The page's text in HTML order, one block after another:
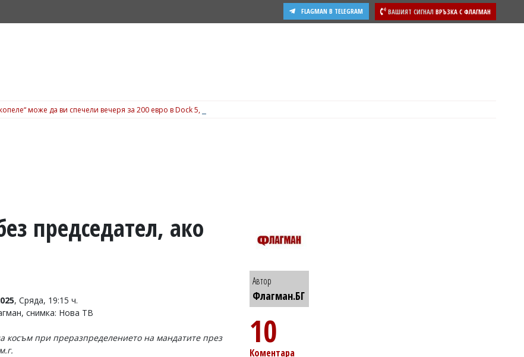
ВАШИЯТ СИГНАЛ ВРЪЗКА С ФЛАГМАН
FLAGMAN В TELEGRAM
може да ви спечели вечеря за 200 евро в Dock 5, вижте подробности
председател, ако
, Сряда, 19:15 ч.
снимка: Нова ТВ
косъм при преразпределението на мандатите през
Автор
Флагман.БГ
10
Коментара